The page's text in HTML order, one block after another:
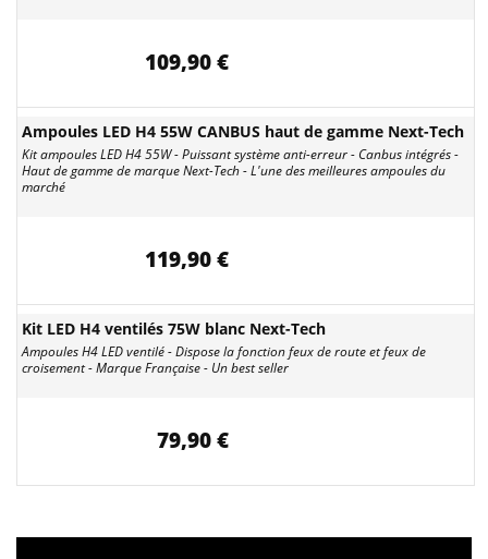
109,90 €
Ampoules LED H4 55W CANBUS haut de gamme Next-Tech
Kit ampoules LED H4 55W - Puissant système anti-erreur - Canbus intégrés -
Haut de gamme de marque Next-Tech - L'une des meilleures ampoules du
marché
119,90 €
Kit LED H4 ventilés 75W blanc Next-Tech
Ampoules H4 LED ventilé - Dispose la fonction feux de route et feux de
croisement - Marque Française - Un best seller
79,90 €